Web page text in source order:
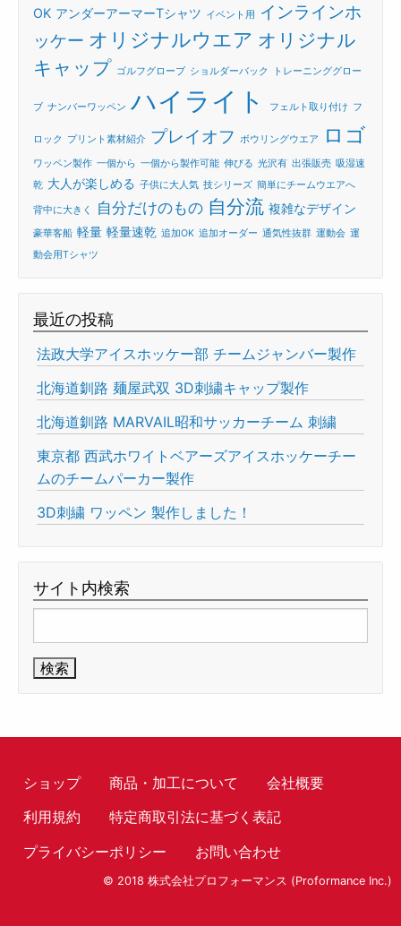
OK アンダーアーマーTシャツ イベント用
インラインホ
ッケー オリジナルウエア オリジナル
キャップ ゴルフグローブ ショルダーバック トレーニンググロー
ブ ナンバーワッペン ハイライト フェルト取り付け フ
ロック プリント素材紹介 プレイオフ ボウリングウエア ロゴ
ワッペン製作 一個から 一個から製作可能 伸びる 光沢有 出張販売 吸湿速
乾 大人が楽しめる 子供に大人気 技シリーズ 簡単にチームウエアへ
背中に大きく 自分だけのもの 自分流 複雑なデザイン
豪華客船 軽量 軽量速乾 追加OK 追加オーダー 通気性抜群 運動会 運
動会用Tシャツ
最近の投稿
法政大学アイスホッケー部 チームジャンバー製作
北海道釧路 麺屋武双 3D刺繍キャップ製作
北海道釧路 MARVAIL昭和サッカーチーム 刺繍
東京都 西武ホワイトベアーズアイスホッケーチー
ムのチームパーカー製作
3D刺繍 ワッペン 製作しました！
サイト内検索
索:
ショップ 商品・加工について
会社概要
利用規約
特定商取引法に基づく表記
プライバシーポリシー
お問い合わせ
© 2018 株式会社プロフォーマンス (Proformance Inc.)